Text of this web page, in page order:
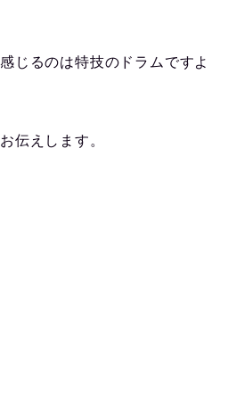
じるのは特技のドラムですよ
伝えします。